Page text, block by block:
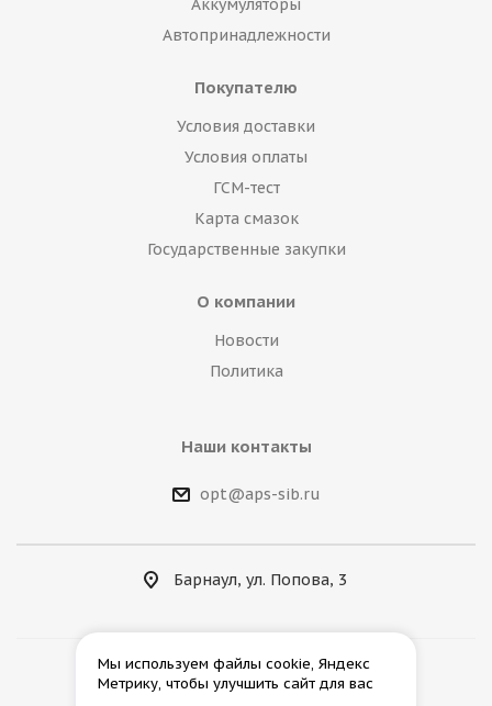
Аккумуляторы
Автопринадлежности
Покупателю
Условия доставки
Условия оплаты
ГСМ-тест
Карта смазок
Государственные закупки
О компании
Новости
Политика
Наши контакты
opt@aps-sib.ru
Барнаул, ул. Попова, 3
2026 © АгроПромСнаб
Мы используем файлы cookie, Яндекс
Метрику, чтобы улучшить сайт для вас